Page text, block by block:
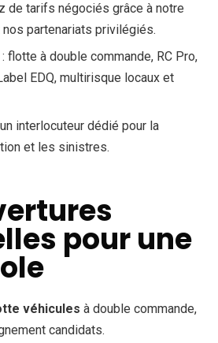
de tarifs négociés grâce à notre
partenariats privilégiés.
flotte à double commande, RC Pro,
EDQ, multirisque locaux et
interlocuteur dédié pour la
et les sinistres.
pour une
véhicules à double commande,
candidats.